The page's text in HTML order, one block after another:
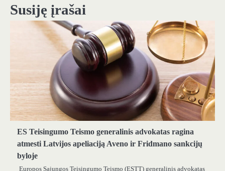
Susiję įrašai
ES Teisingumo Teismo generalinis advokatas ragina
atmesti Latvijos apeliaciją Aveno ir Fridmano sankcijų
byloje
Europos Sąjungos Teisingumo Teismo (ESTT) generalinis advokatas